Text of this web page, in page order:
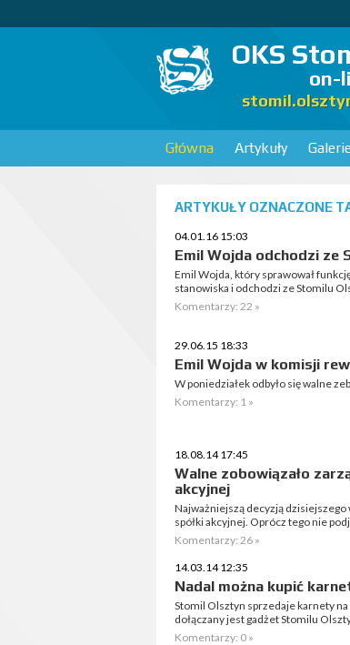
OKS
on-
Główna Artykuły
ARTYKUŁY OZNACZONE
04.01.16 15:03
Emil Wojda odchodzi ze
Emil Wojda, który sprawował
stanowiska i odchodzi ze Stomilu
Komentarzy: 22 »
29.06.15 18:33
Emil Wojda w komisji
W poniedziałek odbyło się walne
Komentarzy: 1 »
18.08.14 17:45
Walne zobowiązało
akcyjnej
Najważniejszą decyzją dzisiejszego
spółki akcyjnej. Oprócz tego nie
Komentarzy: 26 »
14.03.14 12:35
Nadal można kupić
Stomil Olsztyn sprzedaje karnety
dołączany jest gadżet Stomilu
Komentarzy: 0 »